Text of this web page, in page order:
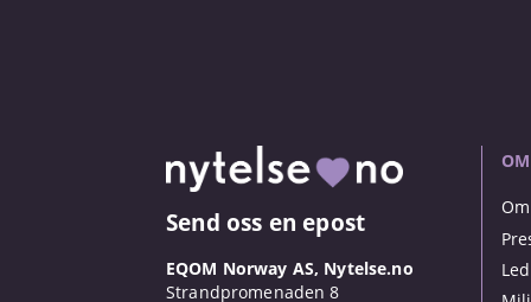
Send oss en epost
EQOM Norway AS, Nytelse.no
Strandpromenaden 8